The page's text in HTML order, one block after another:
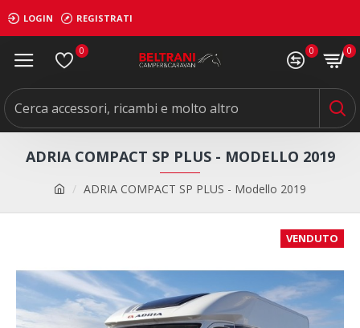
LOGIN REGISTRATI
0 0 0
ADRIA COMPACT SP PLUS - Modello 2019
ADRIA COMPACT SP PLUS - MODELLO 2019
VENDUTO